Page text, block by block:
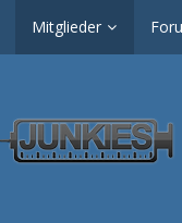
Mitglieder